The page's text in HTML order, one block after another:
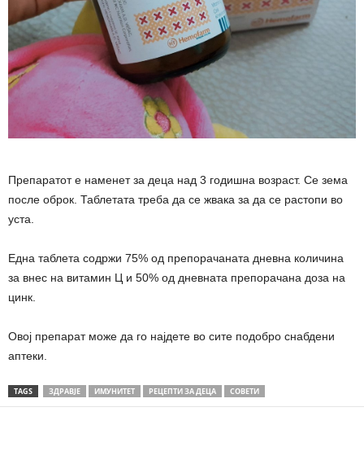
Препаратот е наменет за деца над 3 годишна возраст. Се зема
после оброк. Таблетата треба да се жвака за да се растопи во
уста.
Една таблета содржи 75% од препорачаната дневна количина
за внес на витамин Ц и 50% од дневната препорачана доза на
цинк.
Овој препарат може да го најдете во сите подобро снабдени
аптеки.
TAGS ЗДРАВЈЕ ИМУНИТЕТ РЕЦЕПТИ ЗА ДЕЦА СОВЕТИ